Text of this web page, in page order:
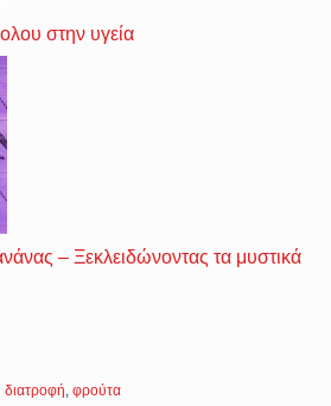
στην υγεία
– Ξεκλειδώνοντας τα μυστικά
διατροφή ,φρούτα